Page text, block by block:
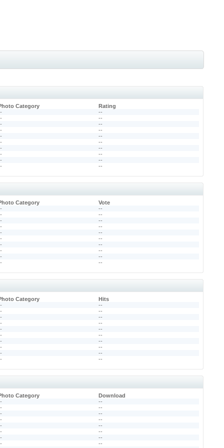
Category
Rating
--
--
--
--
--
--
--
--
--
--
Category
Vote
--
--
--
--
--
--
--
--
--
--
Category
Hits
--
--
--
--
--
--
--
--
--
--
Category
Download
--
--
--
--
--
--
--
--